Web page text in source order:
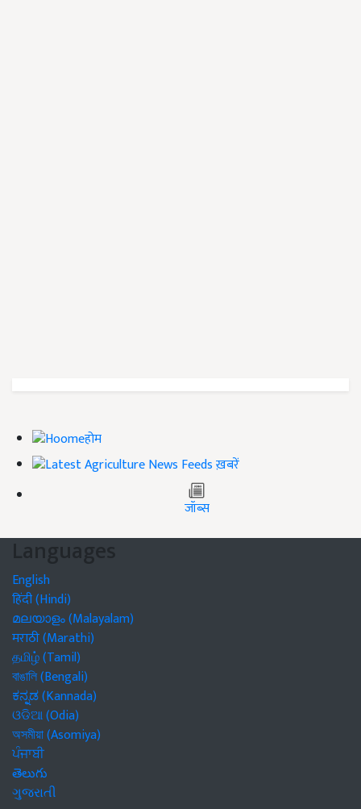
होम
ख़बरें
जॉब्स
Languages
English
हिंदी (Hindi)
മലയാളം (Malayalam)
मराठी (Marathi)
தமிழ் (Tamil)
বাঙালি (Bengali)
ಕನ್ನಡ (Kannada)
ଓଡିଆ (Odia)
অসমীয়া (Asomiya)
ਪੰਜਾਬੀ
తెలుగు
ગુજરાતી